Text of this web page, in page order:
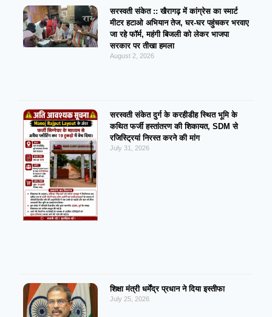
सरस्वती संकेत :: खैरागढ़ में कांग्रेस का स्मार्ट
मीटर हटाओ अभियान तेज, घर-घर पहुंचकर भरवाए
जा रहे फॉर्म, महंगी बिजली को लेकर भाजपा
सरकार पर तीखा हमला
August 2, 2026
सरस्वती संकेत दुर्ग के करहीडीह स्थित भूमि के
कथित फर्जी हस्तांतरण की शिकायत, SDM से
रजिस्ट्रियां निरस्त करने की मांग
July 31, 2026
शिक्षा मंत्री धर्मेंद्र प्रधान ने दिया इस्तीफा
July 25, 2026